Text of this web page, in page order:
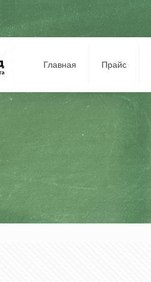
Главная Прайс